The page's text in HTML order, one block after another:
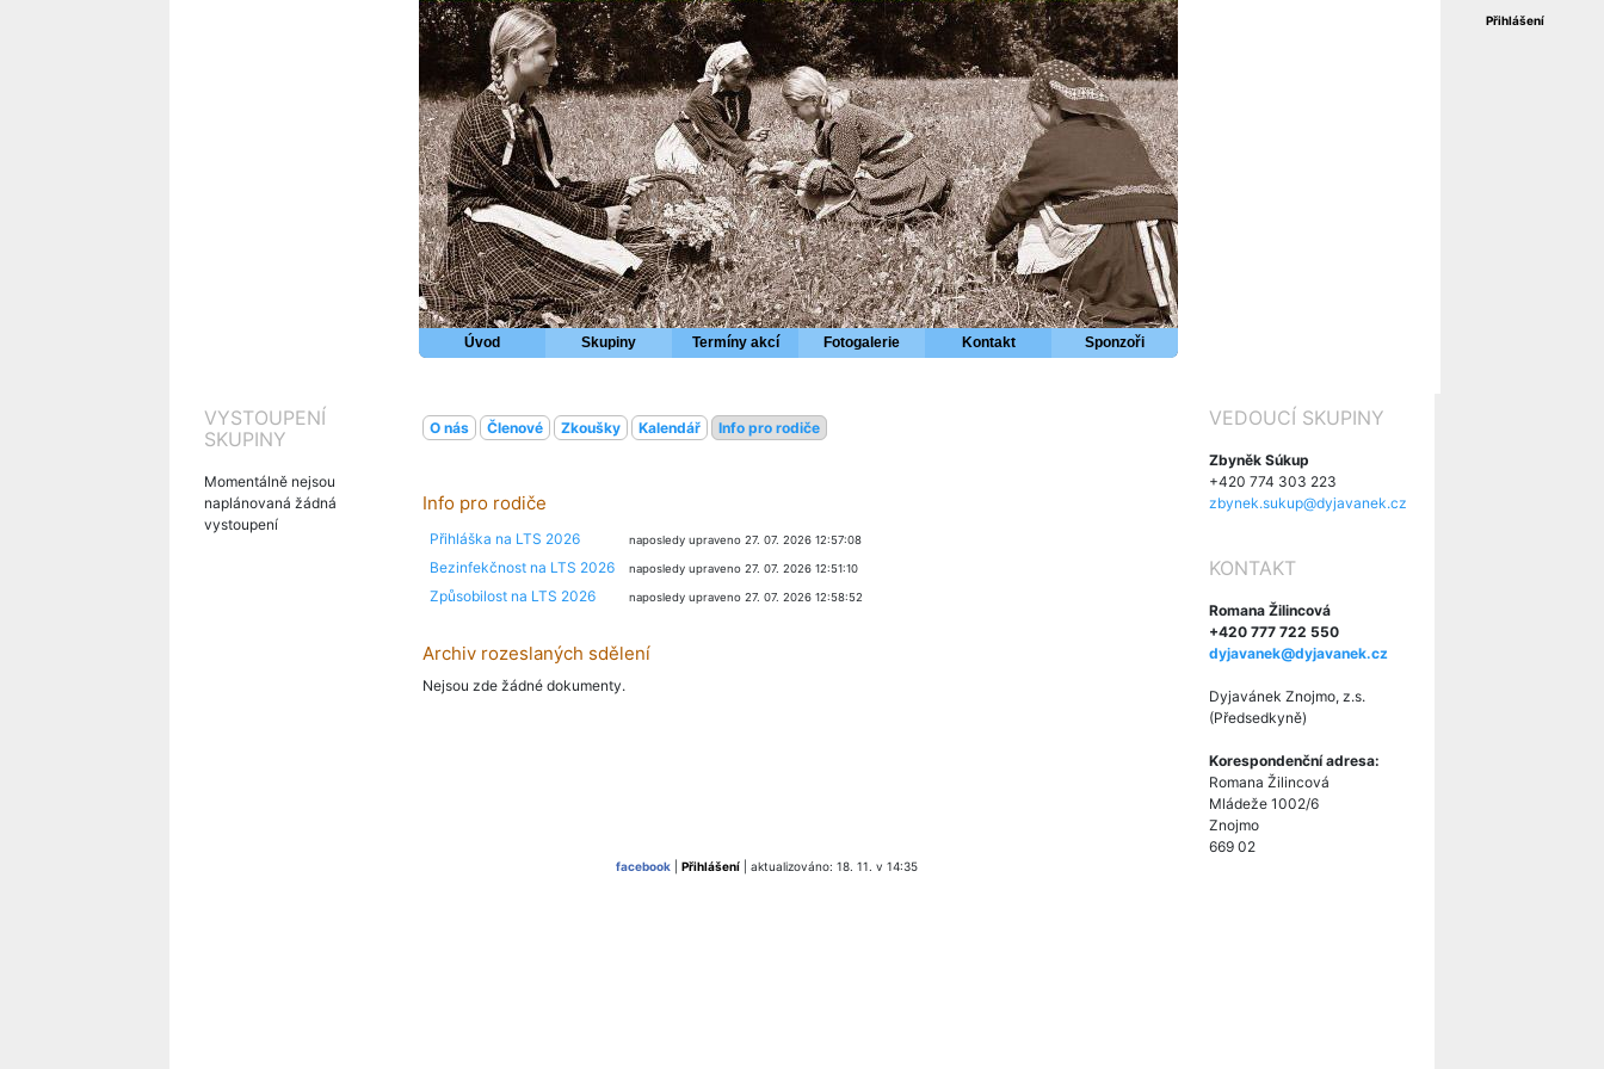
Přihlášení
Úvod Skupiny Termíny akcí Fotogalerie Kontakt Sponzoři
VYSTOUPENÍ
SKUPINY
Momentálně nejsou
naplánovaná žádná
vystoupení
O nás Členové Zkoušky Kalendář Info pro rodiče
Info pro rodiče
Přihláška na LTS 2026 naposledy upraveno 27. 07. 2026 12:57:08
Bezinfekčnost na LTS 2026 naposledy upraveno 27. 07. 2026 12:51:10
Způsobilost na LTS 2026 naposledy upraveno 27. 07. 2026 12:58:52
Archiv rozeslaných sdělení
Nejsou zde žádné dokumenty.
VEDOUCÍ SKUPINY
Zbyněk Súkup
+420 774 303 223
zbynek.sukup@dyjavanek.cz
KONTAKT
Romana Žilincová
+420 777 722 550
dyjavanek@dyjavanek.cz
Dyjavánek Znojmo, z.s.
(Předsedkyně)
Korespondenční adresa:
Romana Žilincová
Mládeže 1002/6
Znojmo
669 02
facebook Přihlášení | aktualizováno: 18. 11. v 14:35